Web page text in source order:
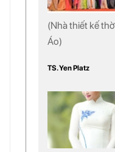
(Nhà thiết kế
Áo)
TS. Yen Platz